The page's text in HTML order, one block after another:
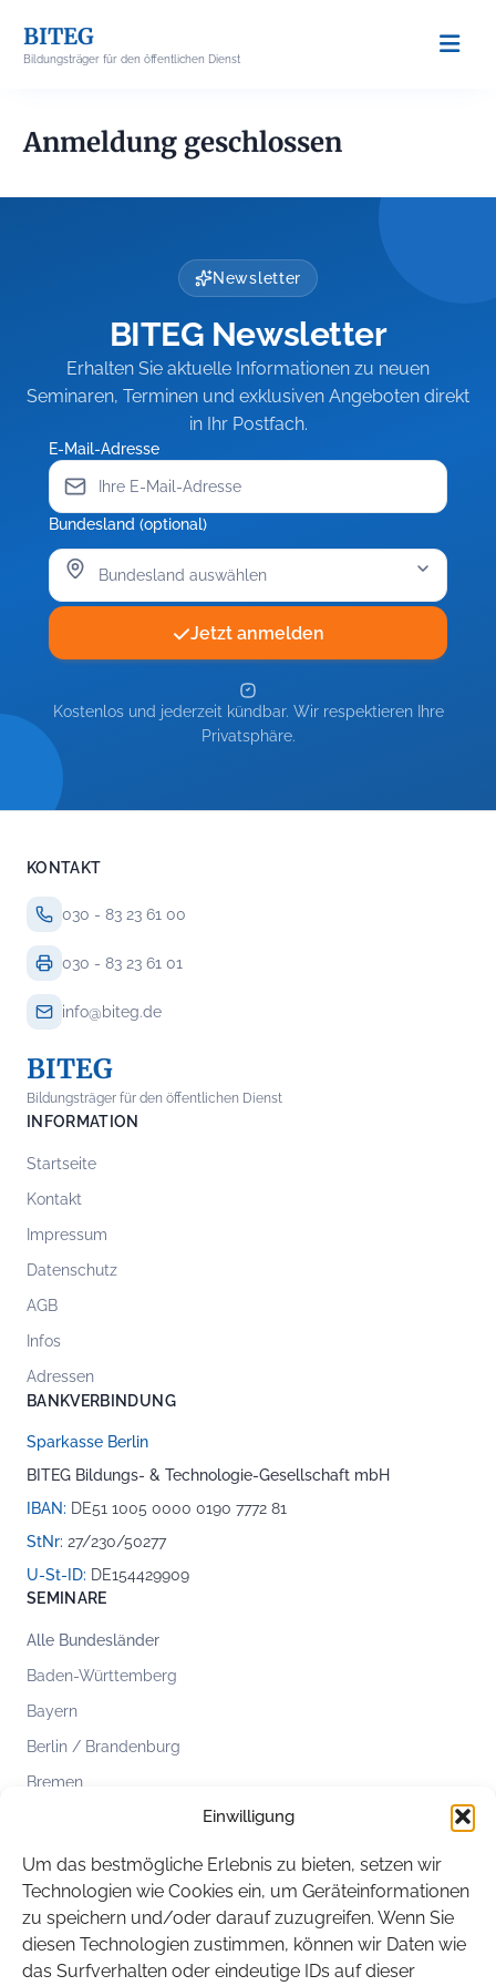
Einwilligung
Um das bestmögliche Erlebnis zu bieten, setzen wir
Technologien wie Cookies ein, um Geräteinformationen
zu speichern und/oder darauf zuzugreifen. Wenn Sie
diesen Technologien zustimmen, können wir Daten wie
das Surfverhalten oder eindeutige IDs auf dieser
content
BITEG
Bildungsträger für den öffentlichen Dienst
Anmeldung geschlossen
Newsletter
BITEG Newsletter
Erhalten Sie aktuelle Informationen zu neuen
Seminaren, Terminen und exklusiven Angeboten direkt
in Ihr Postfach.
E-Mail-Adresse
Bundesland (optional)
Jetzt anmelden
Kostenlos und jederzeit kündbar. Wir respektieren Ihre
Privatsphäre.
KONTAKT
030 - 83 23 61 00
030 - 83 23 61 01
info@biteg.de
BITEG
Bildungsträger für den öffentlichen Dienst
INFORMATION
Startseite
Kontakt
Impressum
Datenschutz
AGB
Infos
Adressen
BANKVERBINDUNG
Sparkasse Berlin
BITEG Bildungs- & Technologie-Gesellschaft mbH
IBAN: DE51 1005 0000 0190 7772 81
StNr: 27/230/50277
U-St-ID: DE154429909
SEMINARE
Alle Bundesländer
Baden-Württemberg
Bayern
Berlin / Brandenburg
Bremen
Mecklenburg-Vorpommern
Niedersachsen
Nordrhein-Westfalen